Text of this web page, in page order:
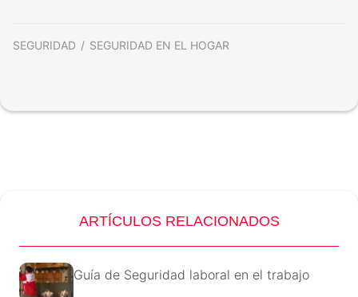
SEGURIDAD SEGURIDAD EN EL HOGAR
ARTÍCULOS RELACIONADOS
Guía de Seguridad laboral en el trabajo